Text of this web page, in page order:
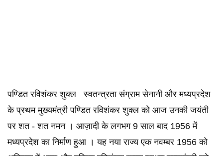
पण्डित रविशंकर शुक्ल स्वतन्त्रता संग्राम सेनानी और मध्यप्रदेश
के प्रथम मुख्यमंत्री पण्डित रविशंकर शुक्ल को आज उनकी जयंती
पर शत - शत नमन । आज़ादी के लगभग 9 साल बाद 1956 में
मध्यप्रदेश का निर्माण हुआ । यह नया राज्य एक नवम्बर 1956 को